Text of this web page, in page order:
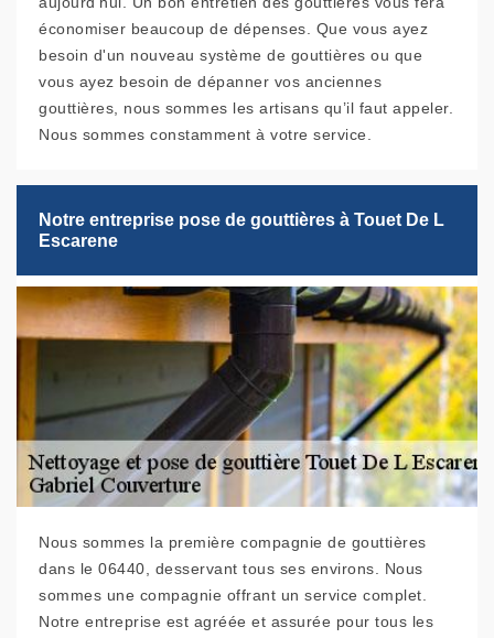
économiser beaucoup de dépenses. Que vous ayez
besoin d'un nouveau système de gouttières ou que
vous ayez besoin de dépanner vos anciennes
gouttières, nous sommes les artisans qu’il faut appeler.
Nous sommes constamment à votre service.
Notre entreprise pose de gouttières à Touet De L
Escarene
Nous sommes la première compagnie de gouttières
dans le 06440, desservant tous ses environs. Nous
sommes une compagnie offrant un service complet.
Notre entreprise est agréée et assurée pour tous les